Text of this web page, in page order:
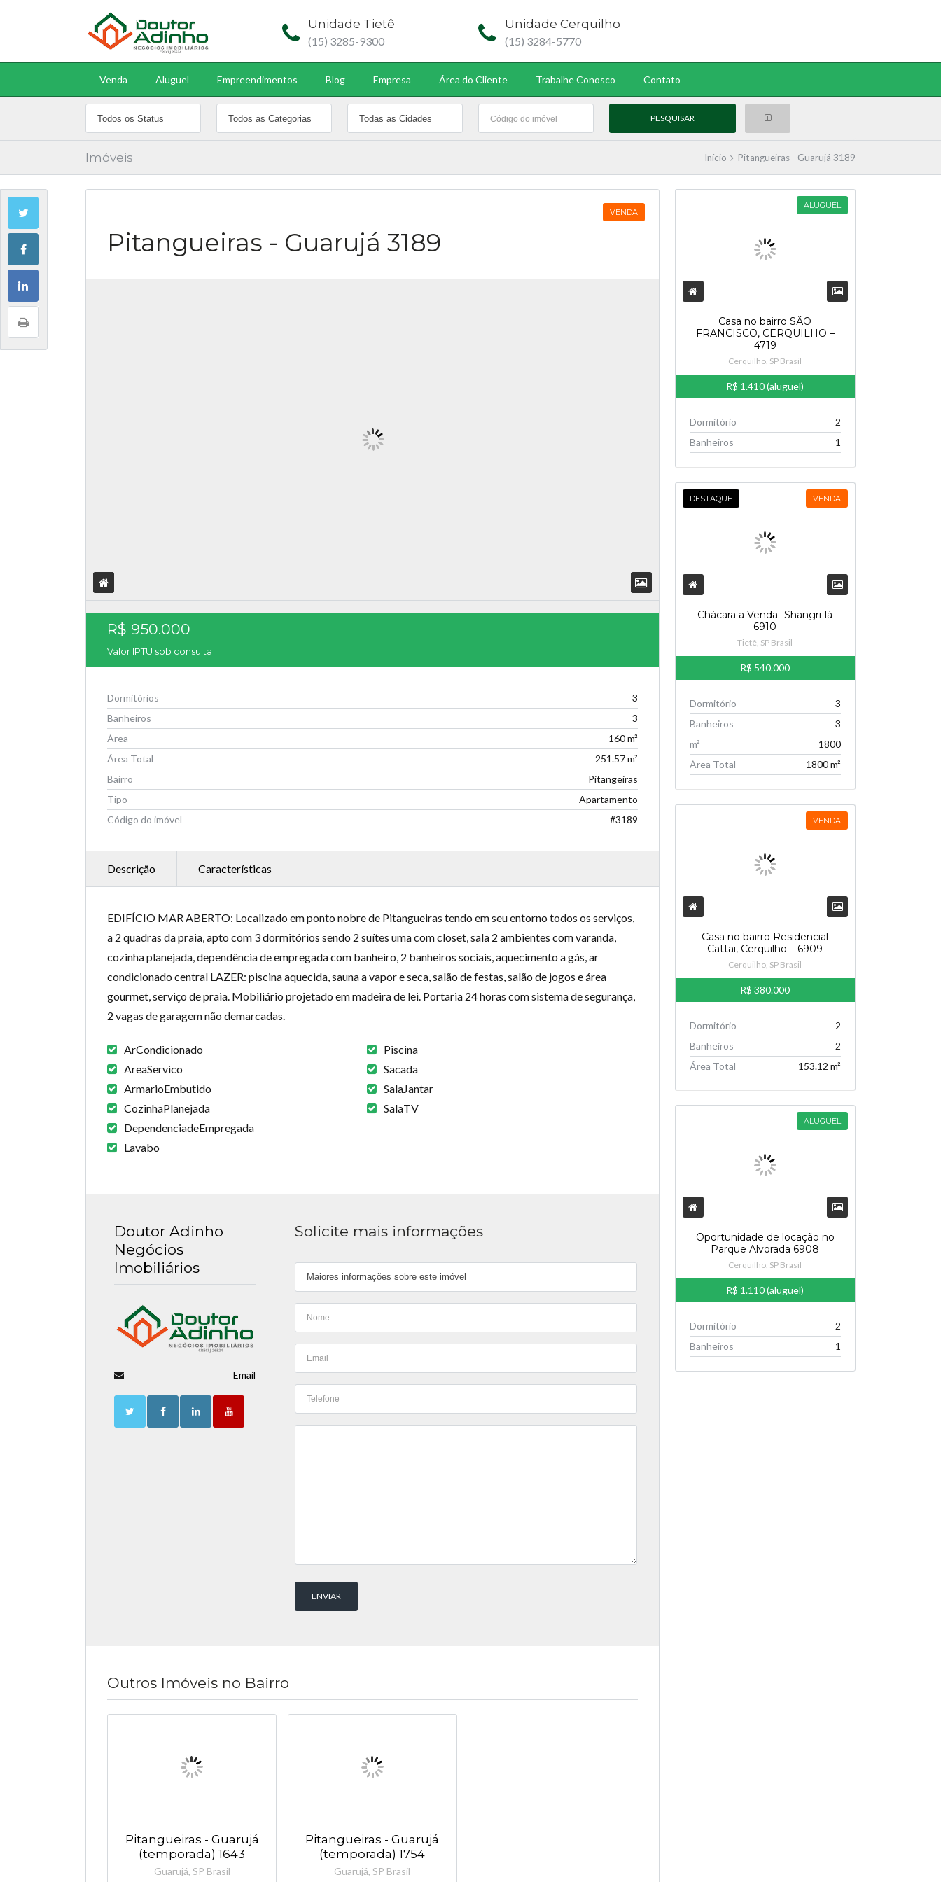
Unidade Tietê
(15) 3285-9300
Unidade Cerquilho
(15) 3284-5770
Venda Aluguel Empreendimentos Blog Empresa Área do Cliente Trabalhe Conosco Contato
Imóveis Início Pitangueiras - Guarujá 3189
VENDA
Pitangueiras - Guarujá 3189
R$ 950.000
Valor IPTU sob consulta
Dormitórios
3
Banheiros
3
Área
160 m²
Área Total
251.57 m²
Bairro
Pitangeiras
Tipo
Apartamento
Código do imóvel
#3189
Descrição Características
EDIFÍCIO MAR ABERTO: Localizado em ponto nobre de Pitangueiras tendo em seu entorno todos os serviços,
a 2 quadras da praia, apto com 3 dormitórios sendo 2 suítes uma com closet, sala 2 ambientes com varanda,
cozinha planejada, dependência de empregada com banheiro, 2 banheiros sociais, aquecimento a gás, ar
condicionado central LAZER: piscina aquecida, sauna a vapor e seca, salão de festas, salão de jogos e área
gourmet, serviço de praia. Mobiliário projetado em madeira de lei. Portaria 24 horas com sistema de segurança,
2 vagas de garagem não demarcadas.
ArCondicionado
AreaServico
ArmarioEmbutido
CozinhaPlanejada
DependenciadeEmpregada
Lavabo
Piscina
Sacada
SalaJantar
SalaTV
Doutor Adinho
Negócios
Imobiliários
Email
Solicite mais informações
Outros Imóveis no Bairro
Pitangueiras - Guarujá
(temporada) 1643
Guarujá, SP Brasil
Pitangueiras - Guarujá
(temporada) 1754
Guarujá, SP Brasil
ALUGUEL
Casa no bairro SÃO
FRANCISCO, CERQUILHO –
4719
Cerquilho, SP Brasil
R$ 1.410 (aluguel)
Dormitório
2
Banheiros
1
DESTAQUE VENDA
Chácara a Venda -Shangri-lá
6910
Tietê, SP Brasil
R$ 540.000
Dormitório
3
Banheiros
3
m²
1800
Área Total
1800 m²
VENDA
Casa no bairro Residencial
Cattai, Cerquilho – 6909
Cerquilho, SP Brasil
R$ 380.000
Dormitório
2
Banheiros
2
Área Total
153.12 m²
ALUGUEL
Oportunidade de locação no
Parque Alvorada 6908
Cerquilho, SP Brasil
R$ 1.110 (aluguel)
Dormitório
2
Banheiros
1